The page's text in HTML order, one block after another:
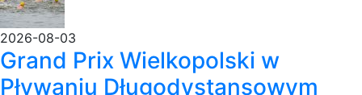
2026-08-03
Grand Prix Wielkopolski w
Pływaniu Długodystansowym